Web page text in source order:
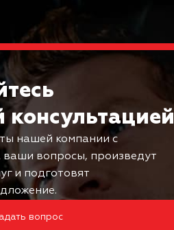
консультацией
нашей компании с
ваши вопросы, произведут
и подготовят
вопрос